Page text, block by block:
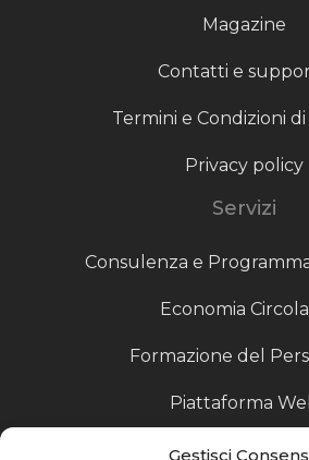
Gestisci
Magazine
Contatti e
Termini e Condizioni di
Privacy policy
Servizi
Consulenza e
Economia
Formazione del
Piattaforma
Scouting